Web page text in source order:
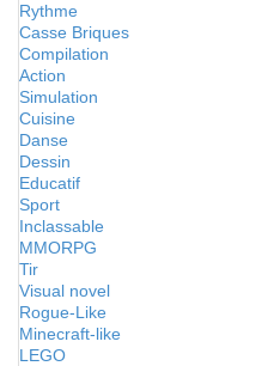
Rythme
Casse Briques
Compilation
Action
Simulation
Cuisine
Danse
Dessin
Educatif
Sport
Inclassable
MMORPG
Tir
Visual novel
Rogue-Like
Minecraft-like
LEGO